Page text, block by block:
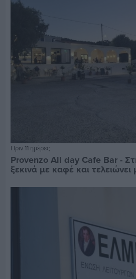
Πριν 11 ημέρες
Provenzo All day Cafe Bar -
ξεκινά με καφέ και